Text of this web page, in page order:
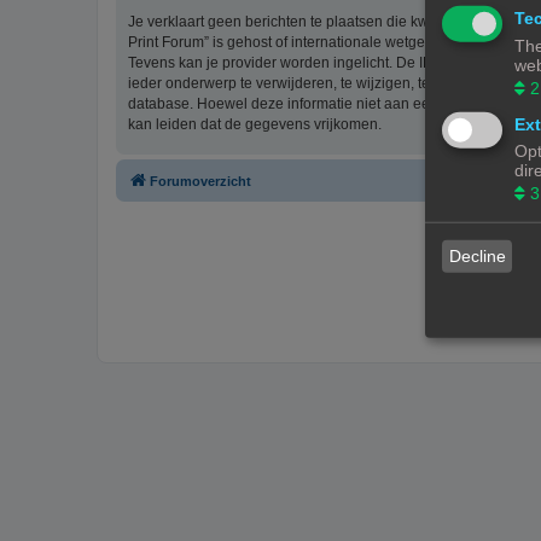
Je verklaart geen berichten te plaatsen die kwetsend,
Print Forum” is gehost of internationale wetgeving kunnen
Tevens kan je provider worden ingelicht. De IP-adressen van
ieder onderwerp te verwijderen, te wijzigen, te sluiten of te
database. Hoewel deze informatie niet aan een derde partij
kan leiden dat de gegevens vrijkomen.
Forumoverzicht
2
3
Decline